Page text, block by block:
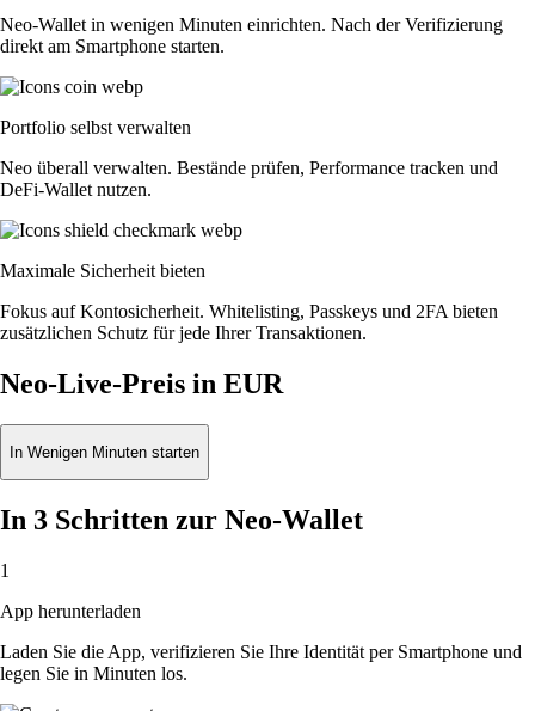
Neo-Wallet in wenigen Minuten einrichten. Nach der Verifizierung
direkt am Smartphone starten.
Portfolio selbst verwalten
Neo überall verwalten. Bestände prüfen, Performance tracken und
DeFi-Wallet nutzen.
Maximale Sicherheit bieten
Fokus auf Kontosicherheit. Whitelisting, Passkeys und 2FA bieten
zusätzlichen Schutz für jede Ihrer Transaktionen.
Neo-Live-Preis in EUR
In Wenigen Minuten starten
In 3 Schritten zur Neo-Wallet
1
App herunterladen
Laden Sie die App, verifizieren Sie Ihre Identität per Smartphone und
legen Sie in Minuten los.